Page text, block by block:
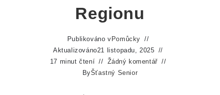
Regionu
Publikováno v Pomůcky
Aktualizováno21 listopadu, 2025
17 minut čtení
Žádný komentář
ByŠťastný Senior